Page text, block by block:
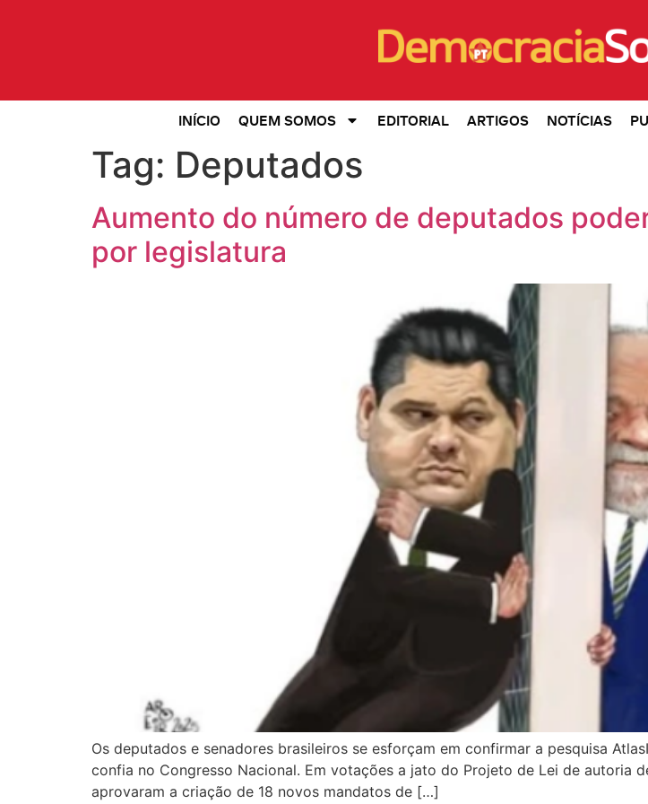
INÍCIO QUEM SOMOS EDITORIAL ARTIGOS NOTÍCIAS
Tag: Deputados
Aumento do número de deputados
por legislatura
Os deputados e senadores brasileiros se esforçam em confirmar a pesquisa
confia no Congresso Nacional. Em votações a jato do Projeto de Lei de autoria
aprovaram a criação de 18 novos mandatos de […]